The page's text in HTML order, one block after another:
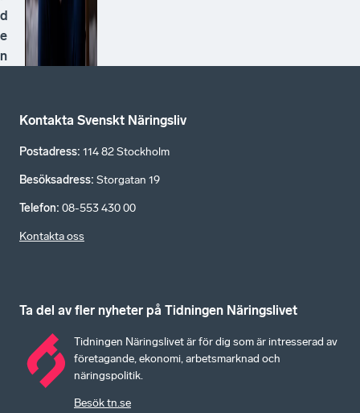
d
e
n
Kontakta Svenskt Näringsliv
Postadress: 114 82 Stockholm
Besöksadress: Storgatan 19
Telefon: 08-553 430 00
Kontakta oss
Ta del av fler nyheter på Tidningen Näringslivet
Tidningen Näringslivet är för dig som är intresserad av
företagande, ekonomi, arbetsmarknad och
näringspolitik.
Besök tn.se